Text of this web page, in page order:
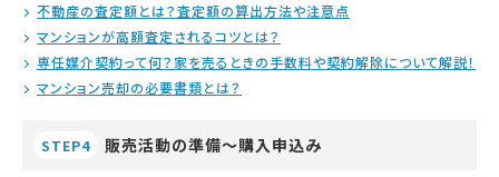
不動産の査定額とは？査定額の算出方法や注意点
マンションが高額査定されるコツとは？
専任媒介契約って何？家を売るときの手数料や契約解除について解説！
マンション売却の必要書類とは？
STEP4 販売活動の準備～購入申込み